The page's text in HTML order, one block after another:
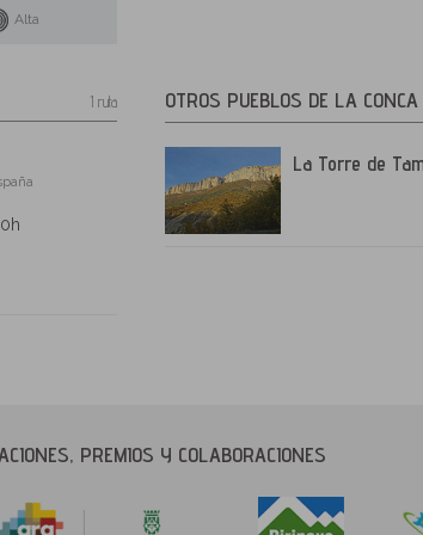
Alta
1 ruta OTROS PUEBLOS DE LA
La Torre de
PREMIOS Y COLABORACIONES